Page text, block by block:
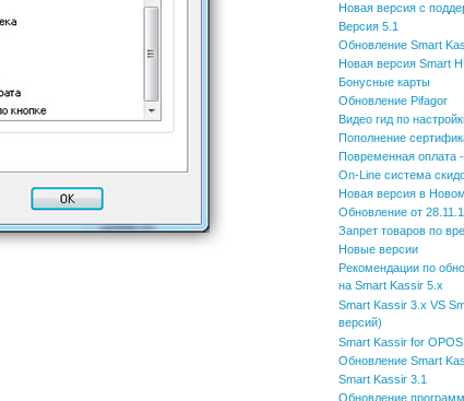
Новая версия с
Версия 5.1
Обновление Smart
Новая версия Smart
Бонусные карты
Обновление Pifagor
Видео гид по
Пополнение
Повременная оплата
On-Line система
Новая версия в
Обновление от
Запрет товаров по
Новые версии
Рекомендации по
на Smart Kassir 5.x
Smart Kassir 3.x VS
версий)
Smart Kassir for
Обновление Smart
Smart Kassir 3.1
Обновление